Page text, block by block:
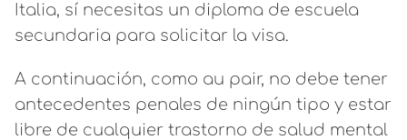
Italia, sí necesitas un diploma de escuela
secundaria para solicitar la visa.
A continuación, como au pair, no debe tener
antecedentes penales de ningún tipo y estar
libre de cualquier trastorno de salud mental